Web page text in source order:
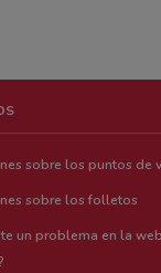
sobre los puntos de
sobre los folletos
un problema en la